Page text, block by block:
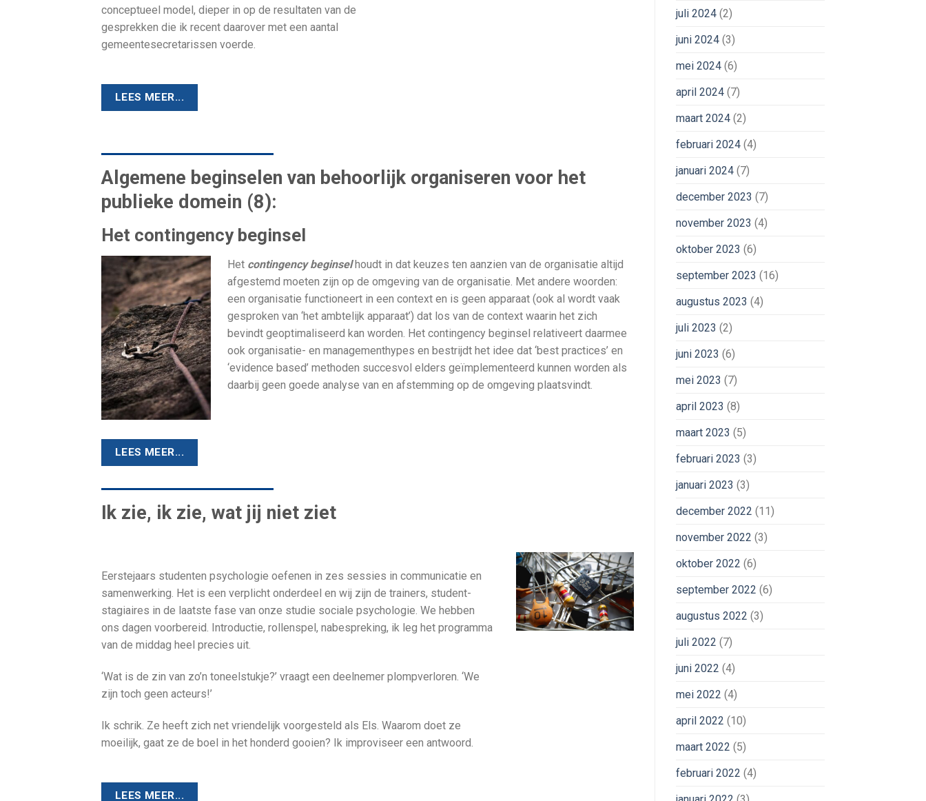
conceptueel model, dieper in op de resultaten van de
gesprekken die ik recent daarover met een aantal
gemeentesecretarissen voerde.
LEES MEER...
Algemene beginselen van behoorlijk organiseren voor het
publieke domein (8):
Het contingency beginsel
Het contingency beginsel houdt in dat keuzes ten aanzien van de organisatie altijd
afgestemd moeten zijn op de omgeving van de organisatie. Met andere woorden:
een organisatie functioneert in een context en is geen apparaat (ook al wordt vaak
gesproken van ‘het ambtelijk apparaat’) dat los van de context waarin het zich
bevindt geoptimaliseerd kan worden. Het contingency beginsel relativeert daarmee
ook organisatie- en managementhypes en bestrijdt het idee dat ‘best practices’ en
‘evidence based’ methoden succesvol elders geïmplementeerd kunnen worden als
daarbij geen goede analyse van en afstemming op de omgeving plaatsvindt.
LEES MEER...
Ik zie, ik zie, wat jij niet ziet
Eerstejaars studenten psychologie oefenen in zes sessies in communicatie en
samenwerking. Het is een verplicht onderdeel en wij zijn de trainers, student-
stagiaires in de laatste fase van onze studie sociale psychologie. We hebben
ons dagen voorbereid. Introductie, rollenspel, nabespreking, ik leg het programma
van de middag heel precies uit.
‘Wat is de zin van zo’n toneelstukje?’ vraagt een deelnemer plompverloren. ‘We
zijn toch geen acteurs!’
Ik schrik. Ze heeft zich net vriendelijk voorgesteld als Els. Waarom doet ze
moeilijk, gaat ze de boel in het honderd gooien? Ik improviseer een antwoord.
LEES MEER...
juli 2024(2)
juni 2024(3)
mei 2024(6)
april 2024(7)
maart 2024(2)
februari 2024(4)
januari 2024(7)
december 2023 (7)
november 2023 (4)
oktober 2023 (6)
september 2023 (16)
augustus 2023 (4)
juli 2023 (2)
juni 2023 (6)
mei 2023 (7)
april 2023 (8)
maart 2023 (5)
februari 2023 (3)
januari 2023 (3)
december 2022 (11)
november 2022 (3)
oktober 2022 (6)
september 2022 (6)
augustus 2022 (3)
juli 2022 (7)
juni 2022 (4)
mei 2022 (4)
april 2022 (10)
maart 2022 (5)
februari 2022 (4)